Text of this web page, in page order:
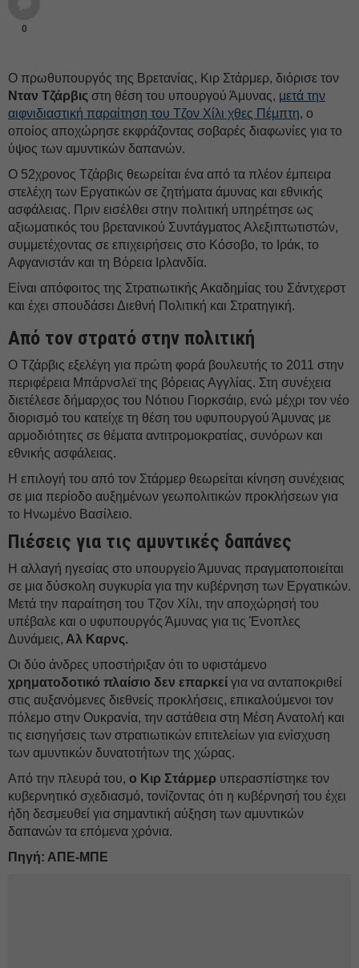
0
Ο πρωθυπουργός της Βρετανίας, Κιρ Στάρμερ, διόρισε τον
Νταν Τζάρβις στη θέση του υπουργού Άμυνας, μετά την
αιφνιδιαστική παραίτηση του Τζον Χίλι χθες Πέμπτη, ο
οποίος αποχώρησε εκφράζοντας σοβαρές διαφωνίες για το
ύψος των αμυντικών δαπανών.
Ο 52χρονος Τζάρβις θεωρείται ένα από τα πλέον έμπειρα
στελέχη των Εργατικών σε ζητήματα άμυνας και εθνικής
ασφάλειας. Πριν εισέλθει στην πολιτική υπηρέτησε ως
αξιωματικός του βρετανικού Συντάγματος Αλεξιπτωτιστών,
συμμετέχοντας σε επιχειρήσεις στο Κόσοβο, το Ιράκ, το
Αφγανιστάν και τη Βόρεια Ιρλανδία.
Είναι απόφοιτος της Στρατιωτικής Ακαδημίας του Σάντχερστ
και έχει σπουδάσει Διεθνή Πολιτική και Στρατηγική.
Από τον στρατό στην πολιτική
Ο Τζάρβις εξελέγη για πρώτη φορά βουλευτής το 2011 στην
περιφέρεια Μπάρνσλεϊ της βόρειας Αγγλίας. Στη συνέχεια
διετέλεσε δήμαρχος του Νότιου Γιορκσάιρ, ενώ μέχρι τον νέο
διορισμό του κατείχε τη θέση του υφυπουργού Άμυνας με
αρμοδιότητες σε θέματα αντιτρομοκρατίας, συνόρων και
εθνικής ασφάλειας.
Η επιλογή του από τον Στάρμερ θεωρείται κίνηση συνέχειας
σε μια περίοδο αυξημένων γεωπολιτικών προκλήσεων για
το Ηνωμένο Βασίλειο.
Πιέσεις για τις αμυντικές δαπάνες
Η αλλαγή ηγεσίας στο υπουργείο Άμυνας πραγματοποιείται
σε μια δύσκολη συγκυρία για την κυβέρνηση των Εργατικών.
Μετά την παραίτηση του Τζον Χίλι, την αποχώρησή του
υπέβαλε και ο υφυπουργός Άμυνας για τις Ένοπλες
Δυνάμεις, Αλ Καρνς.
Οι δύο άνδρες υποστήριξαν ότι το υφιστάμενο
χρηματοδοτικό πλαίσιο δεν επαρκεί για να ανταποκριθεί
στις αυξανόμενες διεθνείς προκλήσεις, επικαλούμενοι τον
πόλεμο στην Ουκρανία, την αστάθεια στη Μέση Ανατολή και
τις εισηγήσεις των στρατιωτικών επιτελείων για ενίσχυση
των αμυντικών δυνατοτήτων της χώρας.
Από την πλευρά του, ο Κιρ Στάρμερ υπερασπίστηκε τον
κυβερνητικό σχεδιασμό, τονίζοντας ότι η κυβέρνησή του έχει
ήδη δεσμευθεί για σημαντική αύξηση των αμυντικών
δαπανών τα επόμενα χρόνια.
Πηγή: ΑΠΕ-ΜΠΕ